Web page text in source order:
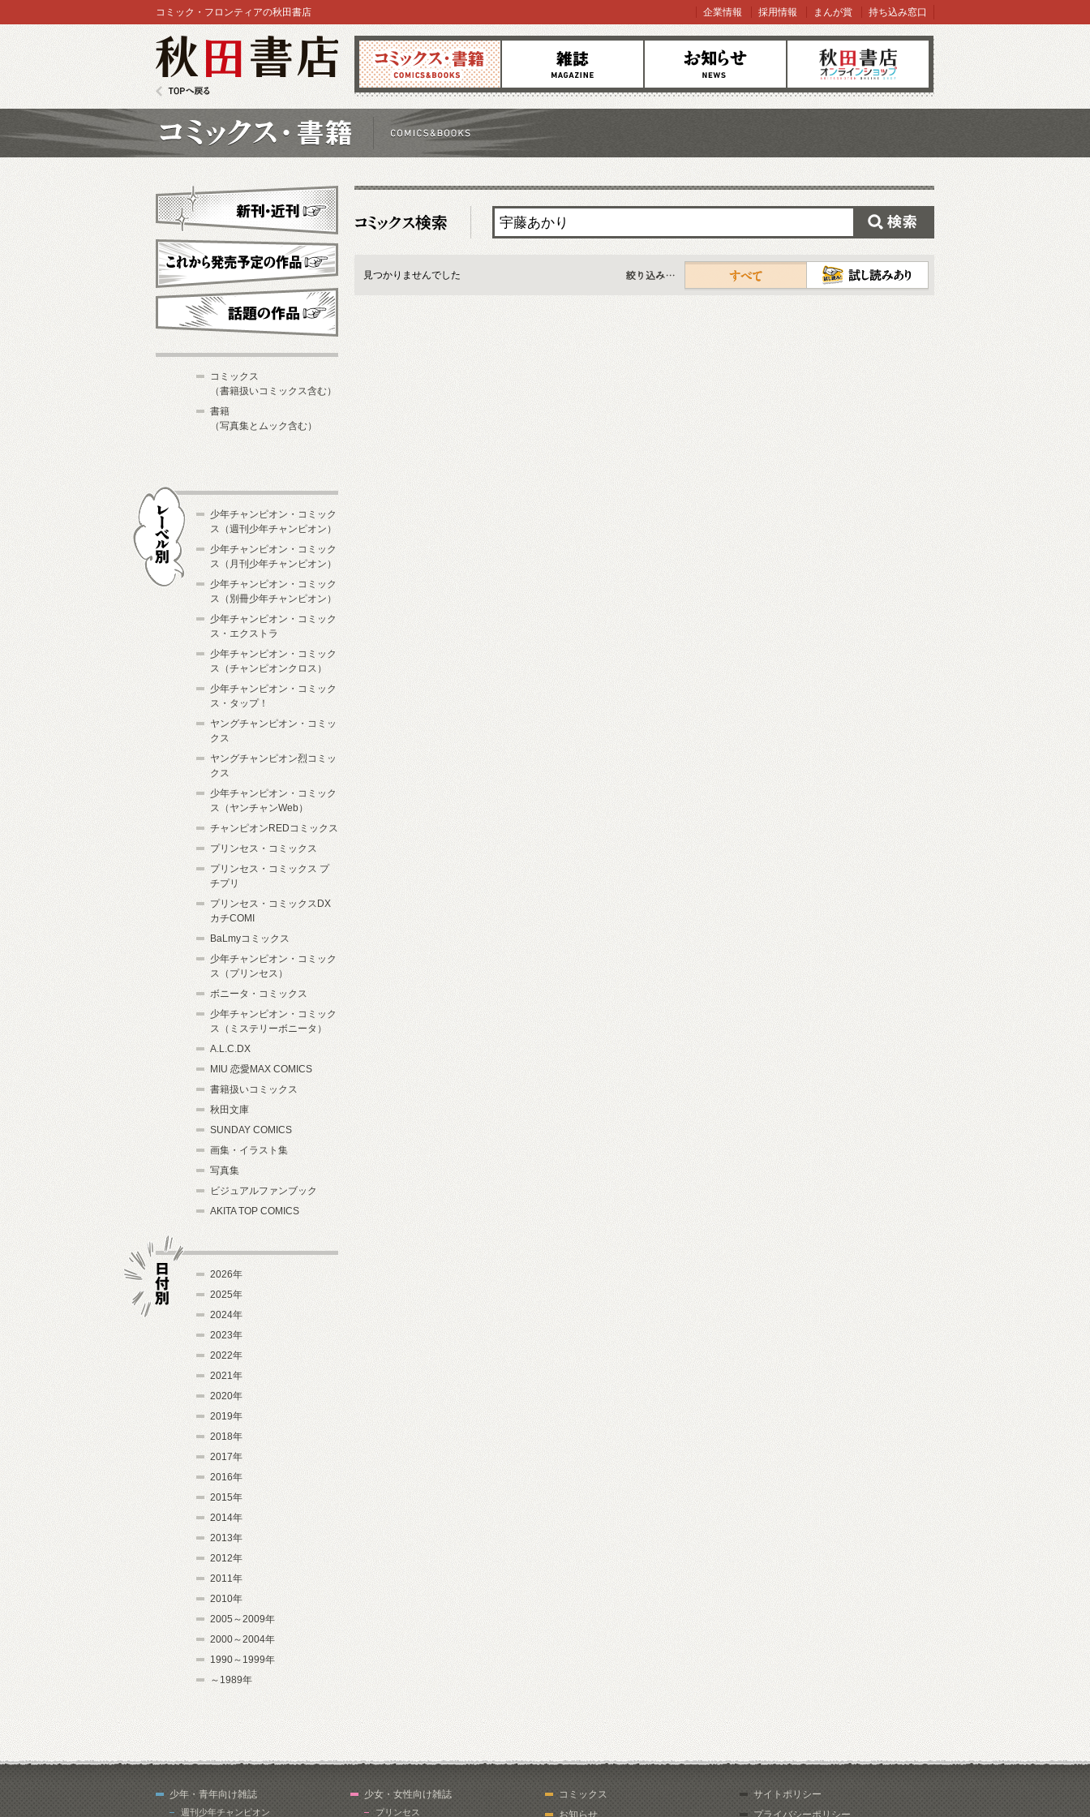
コミックス 雑誌 お知らせ オンラインショップ
コミック・フロンティアの秋田書店 企業情報 採用情報 まんが賞 持ち込み窓口
見つかりませんでした
すべて
新刊・近刊
これから発売予定
コミックス
（書籍扱いコミックス含む）
書籍
（写真集とムック含む）
少年チャンピオン・コミック
ス（週刊少年チャンピオン）
少年チャンピオン・コミック
ス（月刊少年チャンピオン）
少年チャンピオン・コミック
ス（別冊少年チャンピオン）
少年チャンピオン・コミック
ス・エクストラ
少年チャンピオン・コミック
ス（チャンピオンクロス）
少年チャンピオン・コミック
ス・タップ！
ヤングチャンピオン・コミッ
クス
ヤングチャンピオン烈コミッ
クス
少年チャンピオン・コミック
ス（ヤンチャンWeb）
チャンピオンREDコミックス
プリンセス・コミックス
プリンセス・コミックス プ
チプリ
プリンセス・コミックスDX
カチCOMI
BaLmyコミックス
少年チャンピオン・コミック
ス（プリンセス）
ボニータ・コミックス
少年チャンピオン・コミック
ス（ミステリーボニータ）
A.L.C.DX
MIU 恋愛MAX COMICS
書籍扱いコミックス
秋田文庫
SUNDAY COMICS
画集・イラスト集
写真集
ビジュアルファンブック
AKITA TOP COMICS
2026年
2025年
2024年
2023年
2022年
2021年
2020年
2019年
2018年
2017年
2016年
2015年
2014年
2013年
2012年
2011年
2010年
2005～2009年
2000～2004年
1990～1999年
～1989年
少年・青年向け雑誌
週刊少年チャンピオン
少女・女性向け雑誌
プリンセス
コミックス
お知らせ
サイトポリシー
プライバシーポリシー